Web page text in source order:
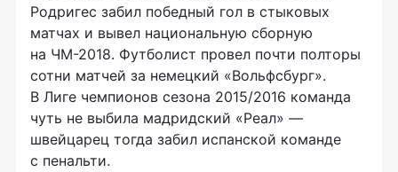
Родригес забил победный гол в стыковых
матчах и вывел национальную сборную
на ЧМ-2018. Футболист провел почти полторы
сотни матчей за немецкий «Вольфсбург».
В Лиге чемпионов сезона 2015/2016 команда
чуть не выбила мадридский «Реал» —
швейцарец тогда забил испанской команде
с пенальти.